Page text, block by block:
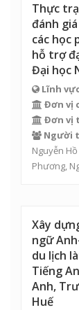
Thực
đánh
các học
hỗ trợ
Đại học
Lĩnh
Đơn vị
Đơn vị
Người
Nguyễn
Phương,
Xây
ngữ
du lịch
Tiếng
Anh,
Huế